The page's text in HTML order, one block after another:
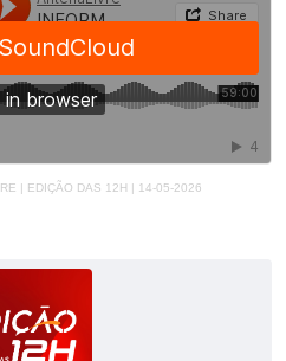
| EDIÇÃO DAS 12H | 14-05-2026